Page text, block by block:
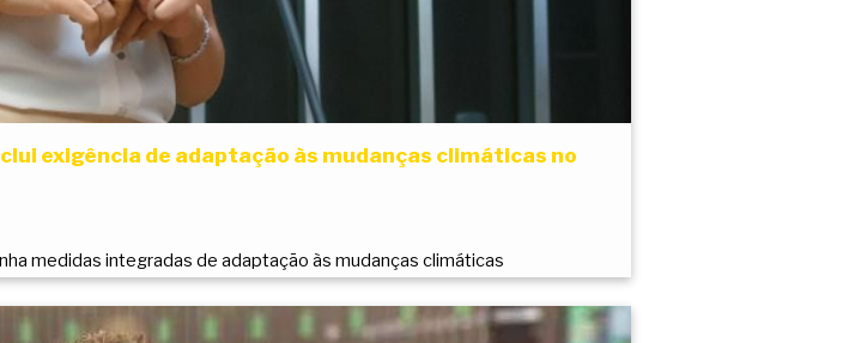
exigência de adaptação às mudanças climáticas no
medidas integradas de adaptação às mudanças climáticas